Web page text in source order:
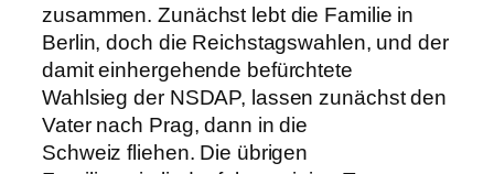
zusammen. Zunächst lebt die Familie in
Berlin, doch die Reichstagswahlen, und der
damit einhergehende befürchtete
Wahlsieg der NSDAP, lassen zunächst den
Vater nach Prag, dann in die
Schweiz fliehen. Die übrigen